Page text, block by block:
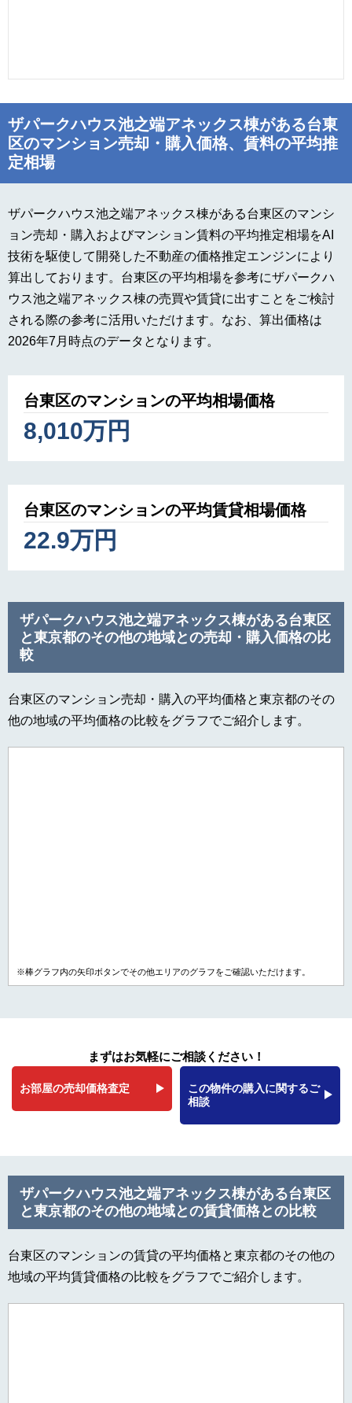
ザパークハウス池之端アネックス棟がある台東
区のマンション売却・購入価格、賃料の平均推
定相場
ザパークハウス池之端アネックス棟がある台東区のマンシ
ョン売却・購入およびマンション賃料の平均推定相場をAI
技術を駆使して開発した不動産の価格推定エンジンにより
算出しております。台東区の平均相場を参考にザパークハ
ウス池之端アネックス棟の売買や賃貸に出すことをご検討
される際の参考に活用いただけます。なお、算出価格は
2026年7月時点のデータとなります。
台東区のマンションの平均相場価格
8,010万円
台東区のマンションの平均賃貸相場価格
22.9万円
ザパークハウス池之端アネックス棟がある台東区
と東京都のその他の地域との売却・購入価格の比
較
台東区のマンション売却・購入の平均価格と東京都のその
他の地域の平均価格の比較をグラフでご紹介します。
※棒グラフ内の矢印ボタンでその他エリアのグラフをご確認いただけます。
まずはお気軽にご相談ください！
お部屋の売却価格査定
この物件の購入に関するご
相談
ザパークハウス池之端アネックス棟がある台東区
と東京都のその他の地域との賃貸価格との比較
台東区のマンションの賃貸の平均価格と東京都のその他の
地域の平均賃貸価格の比較をグラフでご紹介します。